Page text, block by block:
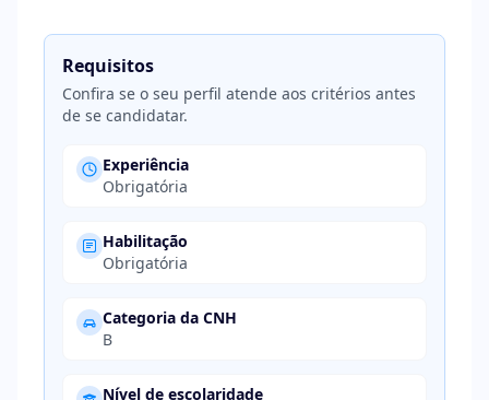
Requisitos
Confira se o seu perfil atende aos critérios antes
de se candidatar.
Experiência
Obrigatória
Habilitação
Obrigatória
Categoria da CNH
B
Nível de escolaridade